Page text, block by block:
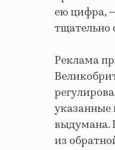
ею цифра,
тщательно
Реклама
указанные
выдумана.
из